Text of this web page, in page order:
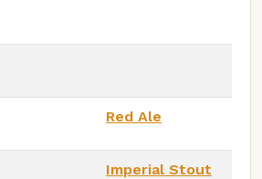
Red Ale
Imperial Stout